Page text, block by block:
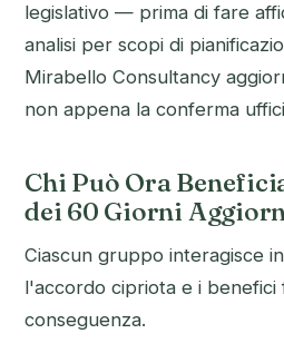
legislativo — prima di fare
analisi per scopi di
Mirabello Consultancy
non appena la conferma
Chi Può Ora
dei 60 Giorni
Ciascun gruppo interagisce
l'accordo cipriota e i benefici
conseguenza.